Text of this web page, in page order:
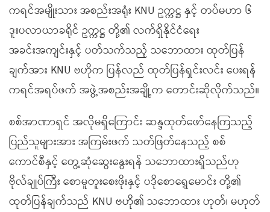
ကရင်အမျိုးသား အစည်းအရုံး KNU ဥက္ကဋ္ဌ နှင့် တပ်မဟာ ၆
ဒူးပလာယာခရိုင် ဥက္ကဋ္ဌ တို့၏ လက်ရှိနိုင်ငံရေး
အခင်းအကျင်းနှင့် ပတ်သက်သည့် သဘောထား ထုတ်ပြန်
ချက်အား KNU ဗဟိုက ပြန်လည် ထုတ်ပြန်ရှင်းလင်း ပေးရန်
ကရင်အရပ်ဖက် အဖွဲ့အစည်းအချို့က တောင်းဆိုလိုက်သည်။
စစ်အာဏာရှင် အလိုမရှိကြောင်း ဆန္ဒထုတ်ဖော်နေကြသည့်
ပြည်သူများအား အကြမ်းဖက် သတ်ဖြတ်နေသည့် စစ်
ကောင်စီနှင့် တွေ့ဆုံဆွေးနွေးရန် သဘောထားရှိသည်ဟု
ဗိုလ်ချုပ်ကြီး စောမူတူးစေးဖိုးနှင့် ပဒိုစောရွှေမောင်း တို့၏
ထုတ်ပြန်ချက်သည် KNU ဗဟို၏ သဘောထား ဟုတ်၊ မဟုတ်